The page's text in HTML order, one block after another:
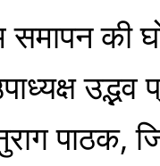
की
उद्भव
पाठक,